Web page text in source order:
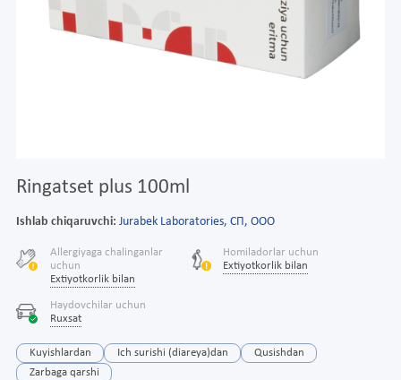
Ringatset plus 100ml
Ishlab chiqaruvchi: Jurabek Laboratories, СП, ООО
Allergiyaga chalinganlar
uchun
Extiyotkorlik bilan
Homiladorlar uchun
Extiyotkorlik bilan
Haydovchilar uchun
Ruxsat
Kuyishlardan Ich surishi (diareya)dan
Qusishdan
Zarbaga qarshi